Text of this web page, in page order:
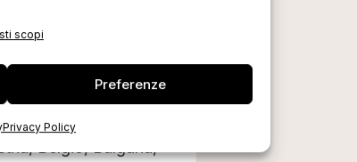
scopi
Preferenze
Privacy Policy
per un
garantiscono
Belgio, Bulgaria,